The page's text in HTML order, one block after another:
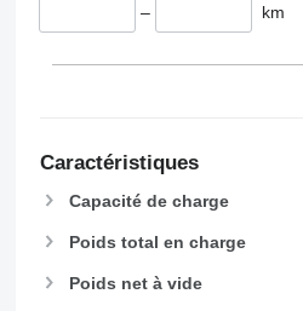
– km
Caractéristiques
Capacité de charge
Poids total en charge
Poids net à vide